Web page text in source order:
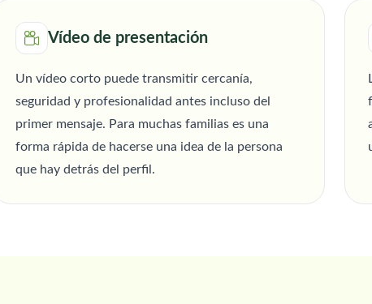
Vídeo de presentación
Un vídeo corto puede transmitir cercanía,
seguridad y profesionalidad antes incluso del
primer mensaje. Para muchas familias es una
forma rápida de hacerse una idea de la persona
que hay detrás del perfil.